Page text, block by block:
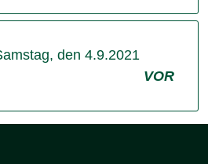
den 4.9.2021
VOR